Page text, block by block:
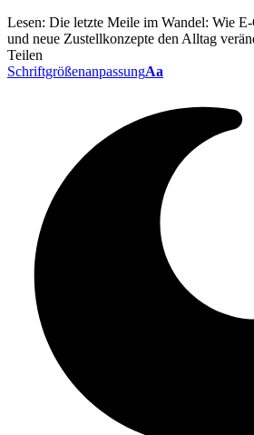
Lesen: Die letzte Meile im Wandel: Wie
und neue Zustellkonzepte den Alltag
Teilen
SchriftgrößenanpassungAa